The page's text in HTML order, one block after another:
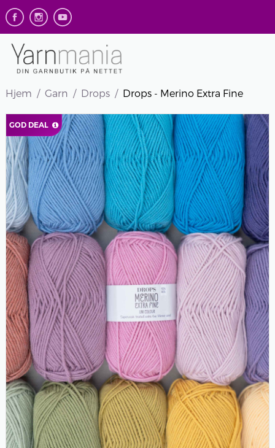
Hjem Garn Drops Drops - Merino Extra Fine
GOD DEAL